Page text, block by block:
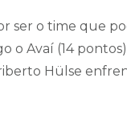
ser o time que
o Avaí (14
Hülse